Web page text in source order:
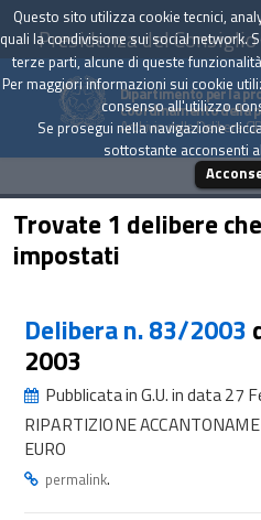
Presidenza del
Dipartimento per la
coordinamento della
Archivio delle Delibere
Trovate 1 delibere
impostati
Delibera n. 83/2003
2003
Pubblicata in G.U. in data 27
RIPARTIZIONE
EURO
permalink.
Questo sito utilizza cookie tecnici,
quali la condivisione sui social network.
terze parti, alcune di queste
Per maggiori informazioni sui cookie
consenso all'utilizzo
Se prosegui nella navigazione
sottostante acconsenti